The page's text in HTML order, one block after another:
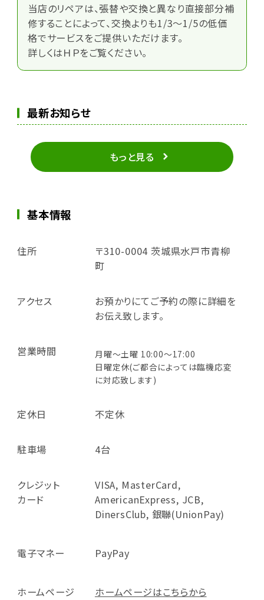
当店のリペアは、張替や交換と異なり直接部分補
修することによって、交換よりも1/3～1/5の低価
格でサービスをご提供いただけます。
詳しくはＨＰをご覧ください。
最新お知らせ
もっと見る
基本情報
住所
〒310-0004 茨城県水戸市青柳
町
アクセス
お預かりにてご予約の際に詳細を
お伝え致します。
営業時間
月曜～土曜 10:00～17:00
日曜定休(ご都合によっては臨機応変
に対応致します)
定休日 不定休
駐車場 4台
クレジット
カード
VISA, MasterCard,
AmericanExpress, JCB,
DinersClub, 銀聯(UnionPay)
電子マネー PayPay
ホームページ ホームページはこちらから